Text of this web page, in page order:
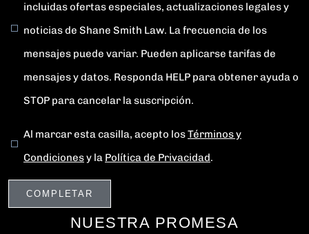
incluidas ofertas especiales, actualizaciones legales y
noticias de Shane Smith Law. La frecuencia de los
mensajes puede variar. Pueden aplicarse tarifas de
mensajes y datos. Responda HELP para obtener ayuda o
STOP para cancelar la suscripción.
Al marcar esta casilla, acepto losTérminos y
Condicionesy la Política de Privacidad.
NUESTRA PROMESA